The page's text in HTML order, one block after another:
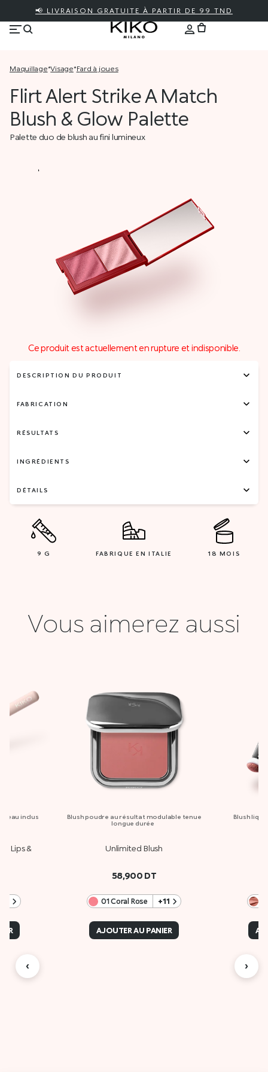
📢 LIVRAISON GRATUITE À PARTIR DE 99 TND
maquillage* visage* fard à joues
Flirt Alert Strike A Match
Blush & Glow Palette
Palette duo de blush au fini lumineux
Ce produit est actuellement en rupture et indisponible.
DESCRIPTION DU PRODUIT
FABRICATION
RÉSULTATS
INGRÉDIENTS
DÉTAILS
9 G FABRIQUE EN ITALIE 18 MOIS
Vous aimerez aussi
inclus
Lips &
Blush poudre au résultat modulable tenue
longue durée
Unlimited Blush
58,900 DT
01 Coral Rose +11
AJOUTER AU PANIER
Blush
‹ ›